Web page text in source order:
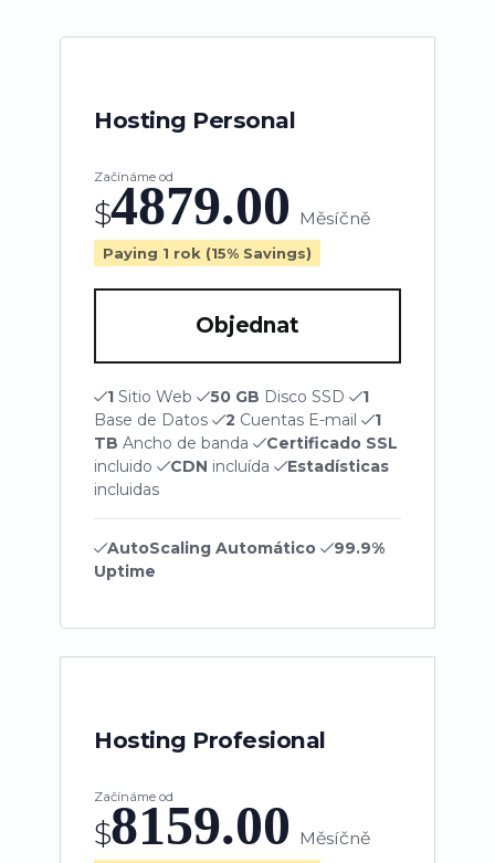
Hosting Personal
Začínáme od
$4879.00 Měsíčně
Paying 1 rok (15% Savings)
Objednat
1 Sitio Web 50 GB Disco SSD
1
Base de Datos
2 Cuentas E-mail
1
TB Ancho de banda
Certificado SSL
incluido
CDN incluída
Estadísticas
incluidas
AutoScaling Automático
99.9%
Uptime
Hosting Profesional
Začínáme od
$8159.00 Měsíčně